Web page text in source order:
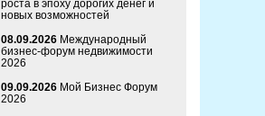
роста в эпоху дорогих денег и
новых возможностей
08.09.2026 Международный
бизнес-форум недвижимости
2026
09.09.2026 Мой Бизнес Форум
2026